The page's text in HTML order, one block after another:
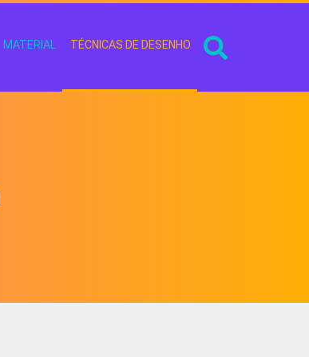
MATERIAL TÉCNICAS DE DESENHO